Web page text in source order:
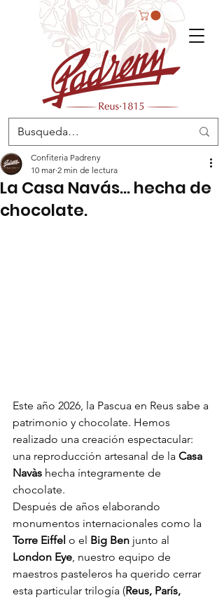
La Casa Navás… hecha de
chocolate.
Confiteria Padreny
10 mar 2 min de lectura
Este año 2026, la Pascua en Reus sabe a
patrimonio y chocolate. Hemos
realizado una creación espectacular:
una reproducción artesanal de la Casa
Navàs hecha íntegramente de
chocolate.
Después de años elaborando
monumentos internacionales como la
Torre Eiffel o el Big Ben junto al
London Eye, nuestro equipo de
maestros pasteleros ha querido cerrar
esta particular trilogía (Reus, París,